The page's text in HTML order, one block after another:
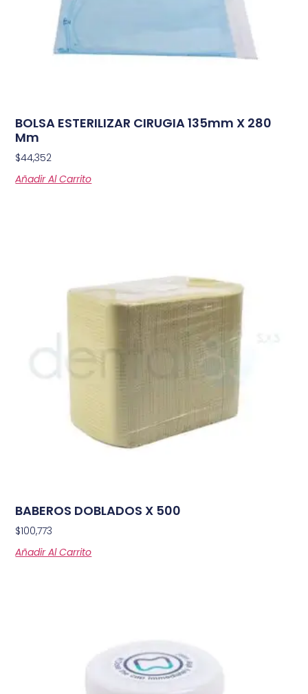
BOLSA ESTERILIZAR CIRUGIA 135mm X 280
Mm
$44,352
Añadir Al Carrito
BABEROS DOBLADOS X 500
$100,773
Añadir Al Carrito